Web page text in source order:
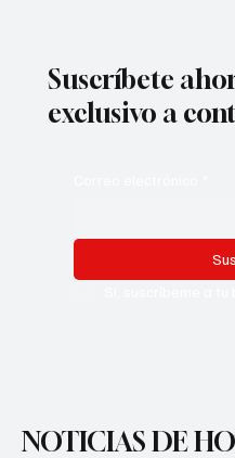
Suscríbete
exclusivo a
NOTICIAS DE